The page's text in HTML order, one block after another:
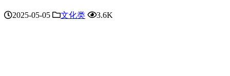
2025-05-05 文化类 3.6K